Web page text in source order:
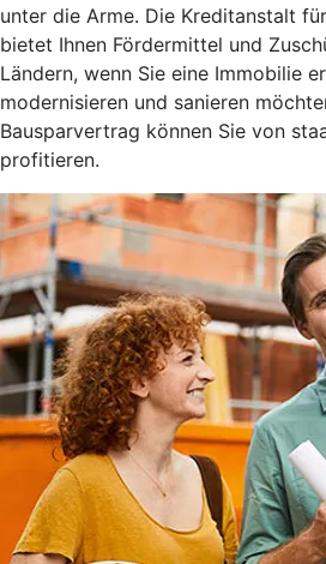
unter die Arme. Die Kreditanstalt
bietet Ihnen Fördermittel und
Ländern, wenn Sie eine Immobilie
modernisieren und sanieren
Bausparvertrag können Sie von
profitieren.